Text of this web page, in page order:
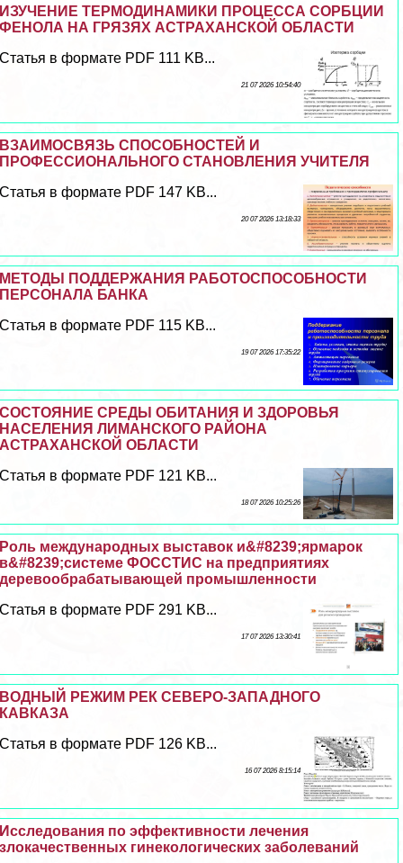
ИЗУЧЕНИЕ ТЕРМОДИНАМИКИ ПРОЦЕССА СОРБЦИИ
ФЕНОЛА НА ГРЯЗЯХ АСТРАХАНСКОЙ ОБЛАСТИ
Статья в формате PDF 111 KB...
21 07 2026 10:54:40
ВЗАИМОСВЯЗЬ СПОСОБНОСТЕЙ И
ПРОФЕССИОНАЛЬНОГО СТАНОВЛЕНИЯ УЧИТЕЛЯ
Статья в формате PDF 147 KB...
20 07 2026 13:18:33
МЕТОДЫ ПОДДЕРЖАНИЯ РАБОТОСПОСОБНОСТИ
ПЕРСОНАЛА БАНКА
Статья в формате PDF 115 KB...
19 07 2026 17:35:22
СОСТОЯНИЕ СРЕДЫ ОБИТАНИЯ И ЗДОРОВЬЯ
НАСЕЛЕНИЯ ЛИМАНСКОГО РАЙОНА
АСТРАХАНСКОЙ ОБЛАСТИ
Статья в формате PDF 121 KB...
18 07 2026 10:25:26
Роль международных выставок и&#8239;ярмарок
в&#8239;системе ФОССТИС на предприятиях
деревообpaбатывающей промышленности
Статья в формате PDF 291 KB...
17 07 2026 13:30:41
ВОДНЫЙ РЕЖИМ РЕК СЕВЕРО-ЗАПАДНОГО
КАВКАЗА
Статья в формате PDF 126 KB...
16 07 2026 8:15:14
Исследования по эффективности лечения
злокачественных гинекологических заболеваний